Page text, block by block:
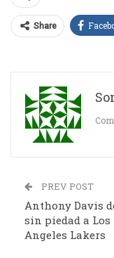
Share
PREV POST
Anthony Davis
sin piedad a Los
Angeles Lakers